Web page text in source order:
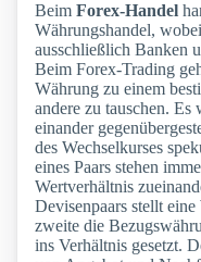
Beim Forex-Handel
Währungshandel,
ausschließlich Banken
Beim Forex-Trading
Währung zu einem
andere zu tauschen.
einander
des Wechselkurses
eines Paars stehen
Wertverhältnis
Devisenpaars stellt
zweite die
ins Verhältnis gesetzt.